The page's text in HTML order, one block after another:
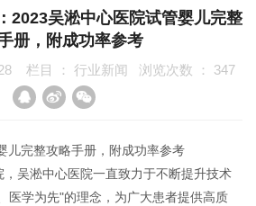
2023吴淞中心医院试管婴儿完整
册，附成功率参考
栏目 ： 行业新闻 浏览次数 ： 347
儿完整攻略手册，附成功率参考
吴淞中心医院一直致力于不断提升技术
医学为先"的理念，为广大患者提供高质